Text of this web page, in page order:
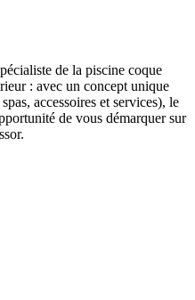
de la piscine coque
: avec un concept unique
accessoires et services), le
de vous démarquer sur